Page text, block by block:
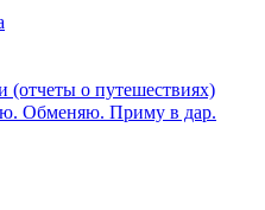
о путешествиях)
Обменяю. Приму в дар.